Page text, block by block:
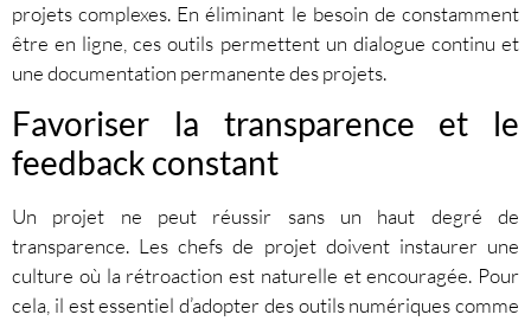
projets complexes. En éliminant le besoin de constamment
être en ligne, ces outils permettent un dialogue continu et
une documentation permanente des projets.
Favoriser la transparence et le
feedback constant
Un projet ne peut réussir sans un haut degré de
transparence. Les chefs de projet doivent instaurer une
culture où la rétroaction est naturelle et encouragée. Pour
cela, il est essentiel d’adopter des outils numériques comme